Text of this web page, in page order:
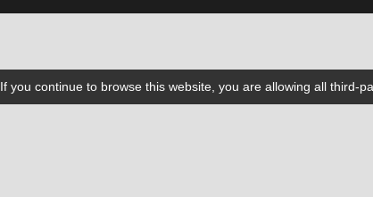
If you continue to browse this website, you are allowing all third-